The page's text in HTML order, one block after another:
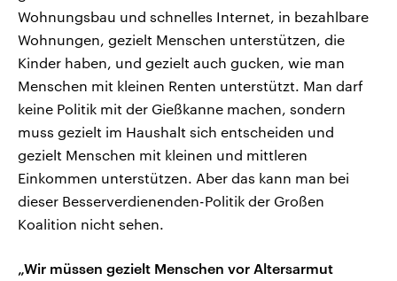
Wohnungsbau und schnelles Internet, in bezahlbare
Wohnungen, gezielt Menschen unterstützen, die
Kinder haben, und gezielt auch gucken, wie man
Menschen mit kleinen Renten unterstützt. Man darf
keine Politik mit der Gießkanne machen, sondern
muss gezielt im Haushalt sich entscheiden und
gezielt Menschen mit kleinen und mittleren
Einkommen unterstützen. Aber das kann man bei
dieser Besserverdienenden-Politik der Großen
Koalition nicht sehen.
„Wir müssen gezielt Menschen vor Altersarmut